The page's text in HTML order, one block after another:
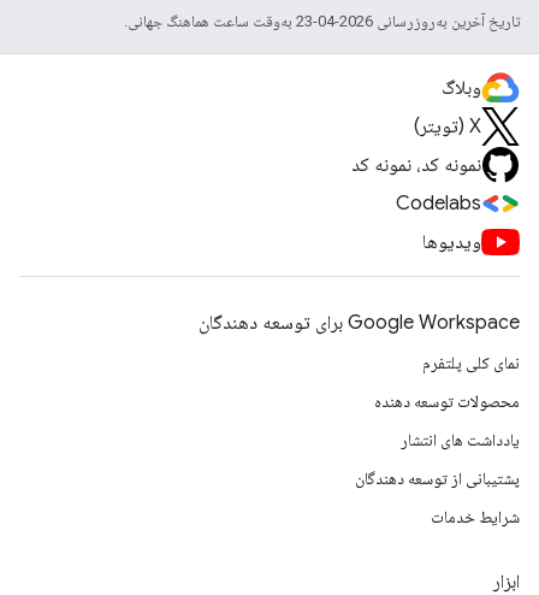
تاریخ آخرین به‌روزرسانی 2026-04-23 به‌وقت ساعت هماهنگ جهانی.
وبلاگ
X (تویتر)
نمونه کد، نمونه کد
Codelabs
ویدیوها
Google Workspace برای توسعه دهندگان
نمای کلی پلتفرم
محصولات توسعه دهنده
یادداشت های انتشار
پشتیبانی از توسعه دهندگان
شرایط خدمات
ابزار